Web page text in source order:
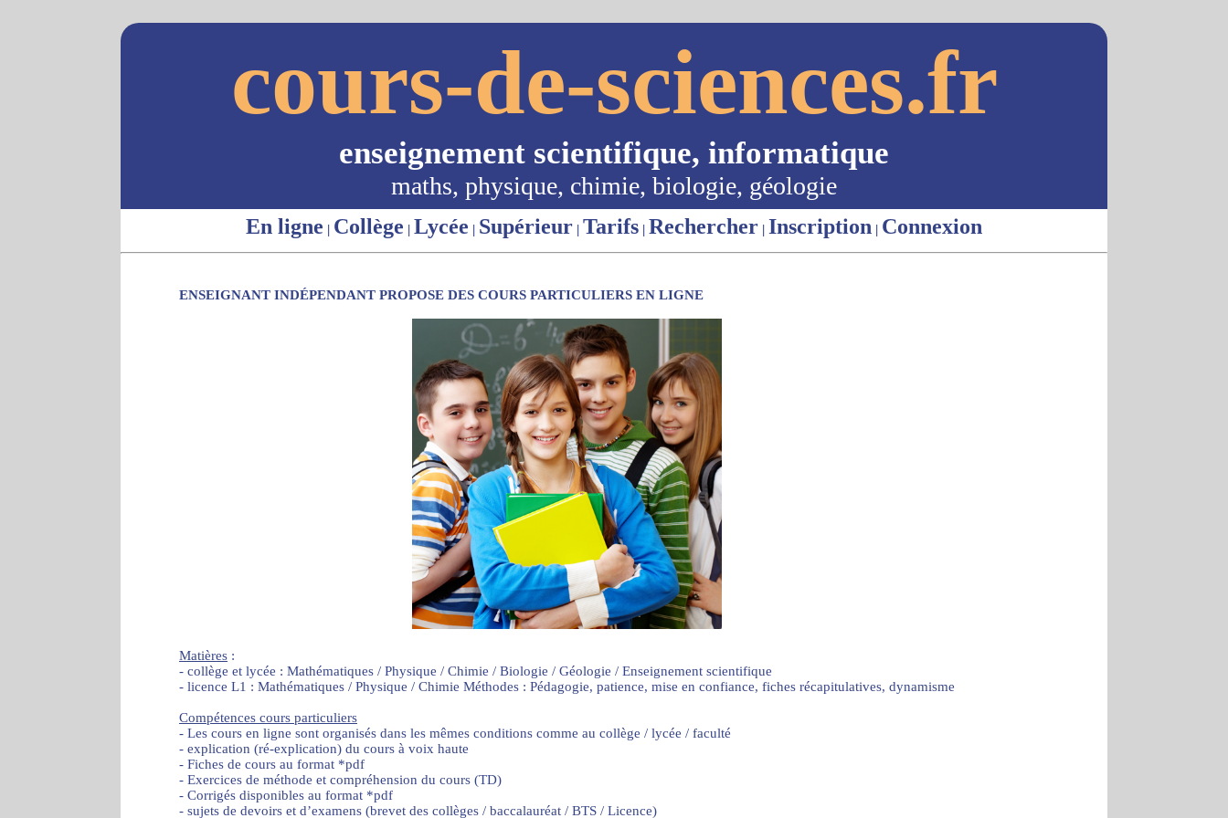
cours-de-sciences.fr
enseignement scientifique, informatique
maths, physique, chimie, biologie, géologie
En ligne | Collège | Lycée | Supérieur | Tarifs | Rechercher | Inscription | Connexion
ENSEIGNANT INDÉPENDANT PROPOSE DES COURS PARTICULIERS EN LIGNE
Matières :
- collège et lycée : Mathématiques / Physique / Chimie / Biologie / Géologie / Enseignement scientifique
- licence L1 : Mathématiques / Physique / Chimie Méthodes : Pédagogie, patience, mise en confiance, fiches récapitulatives, dynamisme
Compétences cours particuliers
- Les cours en ligne sont organisés dans les mêmes conditions comme au collège / lycée / faculté
- explication (ré-explication) du cours à voix haute
- Fiches de cours au format *pdf
- Exercices de méthode et compréhension du cours (TD)
- Corrigés disponibles au format *pdf
- sujets de devoirs et d’examens (brevet des collèges / baccalauréat / BTS / Licence)